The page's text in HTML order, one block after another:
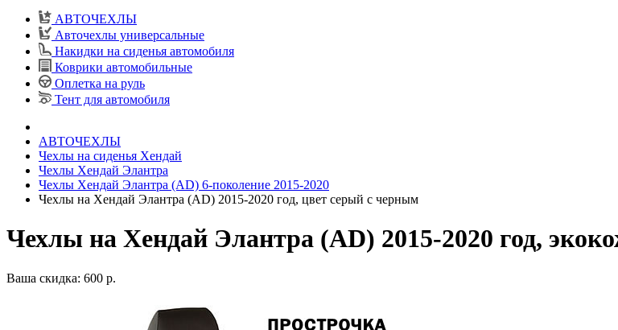
АВТОЧЕХЛЫ
Авточехлы универсальные
Накидки на сиденья автомобиля
Коврики автомобильные
Оплетка на руль
Тент для автомобиля
АВТОЧЕХЛЫ
Чехлы на сиденья Хендай
Чехлы Хендай Элантра
Чехлы Хендай Элантра (AD) 6-поколение 2015-2020
Чехлы на Хендай Элантра (AD) 2015-2020 год, цвет серый с черным
Чехлы на Хендай Элантра (AD) 2015-2020 год,
Ваша скидка: 600 р.